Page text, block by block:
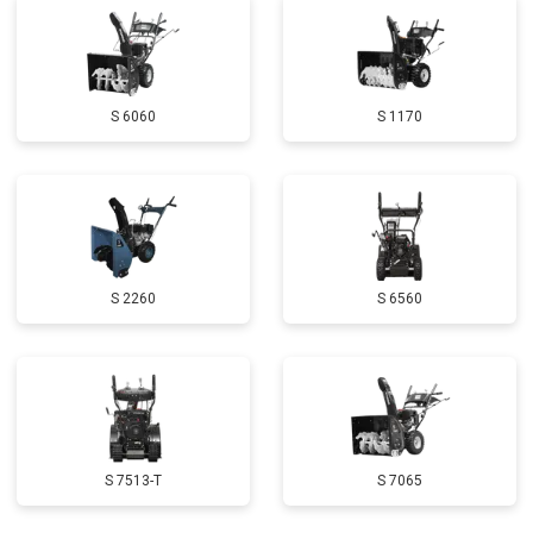
Замена глушителя Заказать
Замена маховика от 3050 ₽ Заказать
Натяжка тросов от 2700 ₽ Заказать
Ремонт электропроводки от 3150 ₽
Полное ТО от 4900 ₽
Регулировка зазоров клапанов от 2800 ₽ Заказать
Демонтаж-монтаж двигателя от 6400 ₽
Ремонт сцепления от 3800 ₽ Заказать
S 6060 S 1170
S 2260 S 6560
S 7513-T S 7065